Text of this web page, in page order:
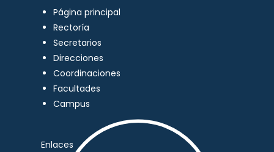
Página principal
Rectoría
Secretarios
Direcciones
Coordinaciones
Facultades
Campus
Enlaces